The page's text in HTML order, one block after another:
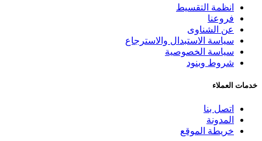
انظمة التقسيط
فروعنا
عن الشناوى
سياسة الاستبدال والاسترجاع
سياسة الخصوصية
شروط وبنود
خدمات العملاء
اتصل بنا
المدونة
خريطة الموقع